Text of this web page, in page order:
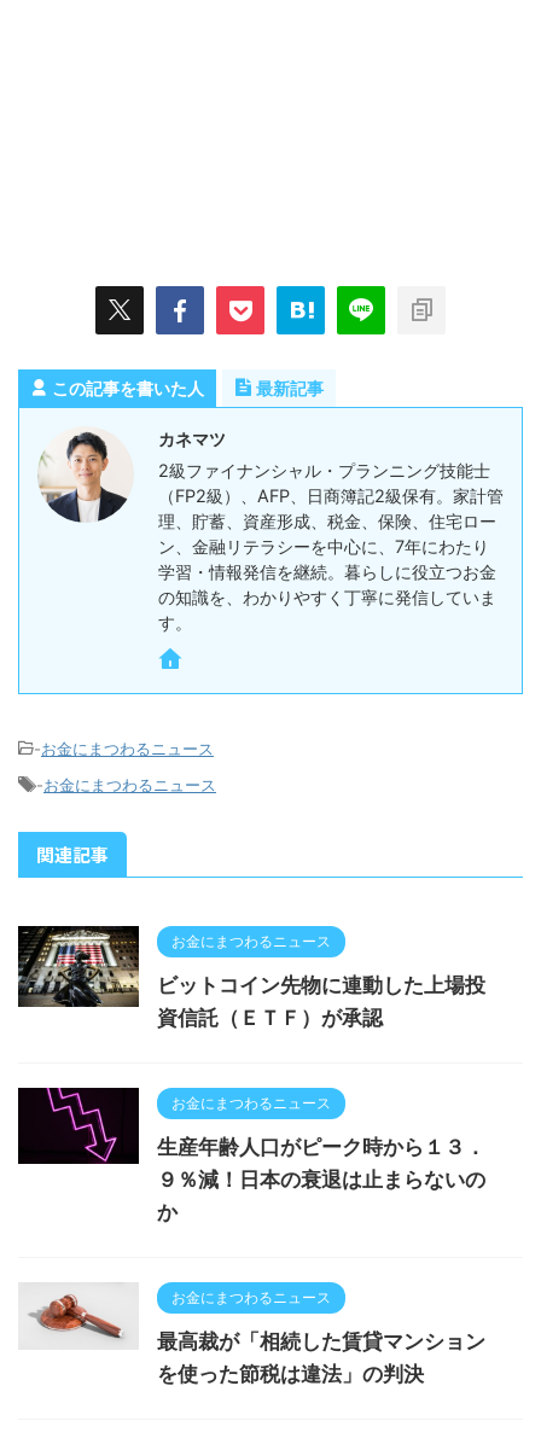
この記事を書いた人 最新記事
カネマツ
2級ファイナンシャル・プランニング技能士
（FP2級）、AFP、日商簿記2級保有。家計管
理、貯蓄、資産形成、税金、保険、住宅ロー
ン、金融リテラシーを中心に、7年にわたり
学習・情報発信を継続。暮らしに役立つお金
の知識を、わかりやすく丁寧に発信していま
す。
-お金にまつわるニュース
-お金にまつわるニュース
関連記事
お金にまつわるニュース
ビットコイン先物に連動した上場投
資信託（ＥＴＦ）が承認
お金にまつわるニュース
生産年齢人口がピーク時から１３．
９％減！日本の衰退は止まらないの
か
お金にまつわるニュース
最高裁が「相続した賃貸マンション
を使った節税は違法」の判決